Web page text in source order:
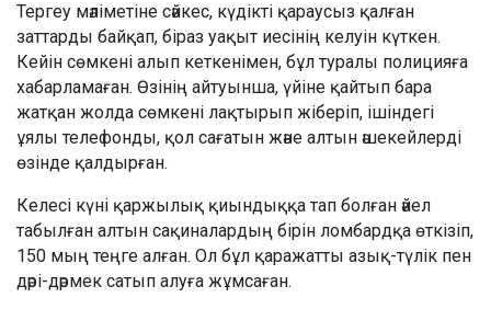
Тергеу мәліметіне сәйкес, күдікті қараусыз қалған
заттарды байқап, біраз уақыт иесінің келуін күткен.
Кейін сөмкені алып кеткенімен, бұл туралы полицияға
хабарламаған. Өзінің айтуынша, үйіне қайтып бара
жатқан жолда сөмкені лақтырып жіберіп, ішіндегі
ұялы телефонды, қол сағатын және алтын әшекейлерді
өзінде қалдырған.
Келесі күні қаржылық қиындыққа тап болған әйел
табылған алтын сақиналардың бірін ломбардқа өткізіп,
150 мың теңге алған. Ол бұл қаражатты азық-түлік пен
дәрі-дәрмек сатып алуға жұмсаған.